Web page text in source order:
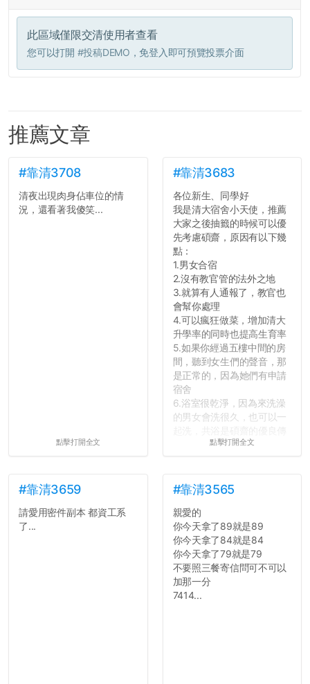
此區域僅限交清使用者查看
您可以打開 #投稿DEMO ，免登入即可預覽投票介面
推薦文章
#靠清3708
清夜出現肉身佔車位的情
況，還看著我傻笑...
點擊打開全文
#靠清3683
各位新生、同學好
我是清大宿舍小天使，推薦
大家之後抽籤的時候可以優
先考慮碩齋，原因有以下幾
點：
1.男女合宿
2.沒有教官管的法外之地
3.就算有人通報了，教官也
會幫你處理
4.可以瘋狂做菜，增加清大
升學率的同時也提高生育率
5.如果你經過五樓中間的房
間，聽到女生們的聲音，那
是正常的，因為她們有申請
宿舍
6.浴室很乾淨，因為來洗澡
的男女會洗很久，也可以一
舍房間，都歡迎留言讓我知
道...
點擊打開全文
#靠清3659
請愛用密件副本 都資工系
了...
#靠清3565
親愛的
你今天拿了89就是89
你今天拿了84就是84
你今天拿了79就是79
不要照三餐寄信問可不可以
加那一分
7414...